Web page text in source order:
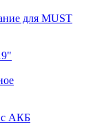
для MUST
с АКБ